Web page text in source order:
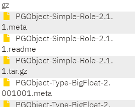
gz
PGObject-Simple-Role-2.1.
1.meta
PGObject-Simple-Role-2.1.
1.readme
PGObject-Simple-Role-2.1.
1.tar.gz
PGObject-Type-BigFloat-2.
001001.meta